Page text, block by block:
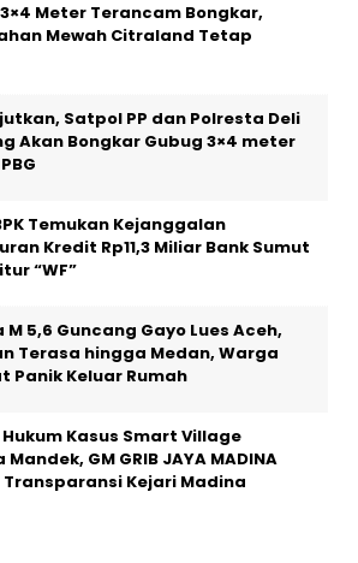
Meter Terancam Bongkar,
Mewah Citraland Tetap
Satpol PP dan Polresta Deli
Akan Bongkar Gubug 3×4 meter
Temukan Kejanggalan
Kredit Rp11,3 Miliar Bank Sumut
“WF”
M 5,6 Guncang Gayo Lues Aceh,
Terasa hingga Medan, Warga
Panik Keluar Rumah
Hukum Kasus Smart Village
GM GRIB JAYA MADINA
Kejari Madina